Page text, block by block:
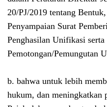
20/PJ/2019 tentang
Penyampaian Surat
Penghasilan Unifikasi
Pemotongan/Pemungutan
b. bahwa untuk lebih
hukum, dan meningkatkan